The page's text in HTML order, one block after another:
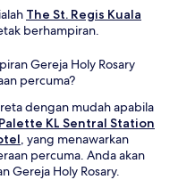
The St. Regis Kuala
berhampiran.
Gereja Holy Rosary
percuma?
dengan mudah apabila
Palette KL Sentral Station
, yang menawarkan
percuma. Anda akan
Gereja Holy Rosary.